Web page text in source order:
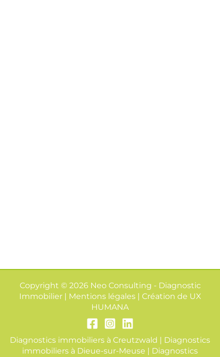
Copyright © 2026 Neo Consulting - Diagnostic
Immobilier | Mentions légales | Création de UX
HUMANA
Diagnostics immobiliers à Creutzwald | Diagnostics
immobiliers à Dieue-sur-Meuse | Diagnostics